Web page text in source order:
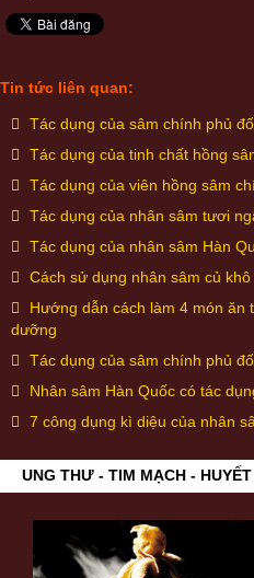
Tin tức liên quan:
Tác dụng của sâm chính phủ
Tác dụng của tinh chất hồng
Tác dụng của viên hồng sâm
Tác dụng của nhân sâm tươi
Tác dụng của nhân sâm Hàn
Cách sử dụng nhân sâm củ
Hướng dẫn cách làm 4 món ăn
dưỡng
Tác dụng của sâm chính phủ
Nhân sâm Hàn Quốc có tác
7 công dụng kì diệu của nhân
UNG THƯ - TIM MẠCH -